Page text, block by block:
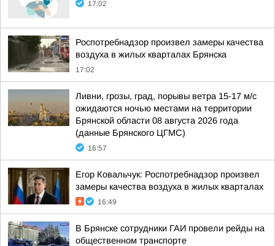
17:02
Роспотребнадзор произвел замеры качества
воздуха в жилых кварталах Брянска
17:02
Ливни, грозы, град, порывы ветра 15-17 м/с
ожидаются ночью местами на территории
Брянской области 08 августа 2026 года
(данные Брянского ЦГМС)
16:57
Егор Ковальчук: Роспотребнадзор произвел
замеры качества воздуха в жилых кварталах
16:49
В Брянске сотрудники ГАИ провели рейды на
общественном транспорте